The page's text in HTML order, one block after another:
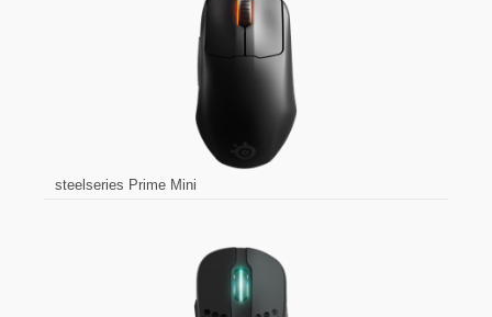
steelseries Prime Mini